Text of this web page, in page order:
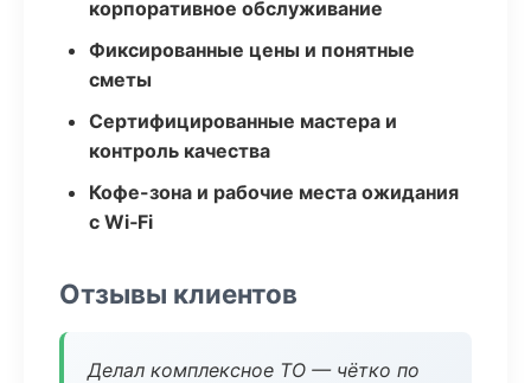
корпоративное обслуживание
Фиксированные цены и понятные
сметы
Сертифицированные мастера и
контроль качества
Кофе-зона и рабочие места ожидания
с Wi‑Fi
Отзывы клиентов
Делал комплексное ТО — чётко по